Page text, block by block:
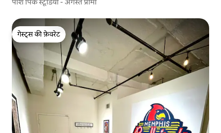
गेस्ट्स की फ़ेवरेट
गेस्ट्स की फ़ेवरेट